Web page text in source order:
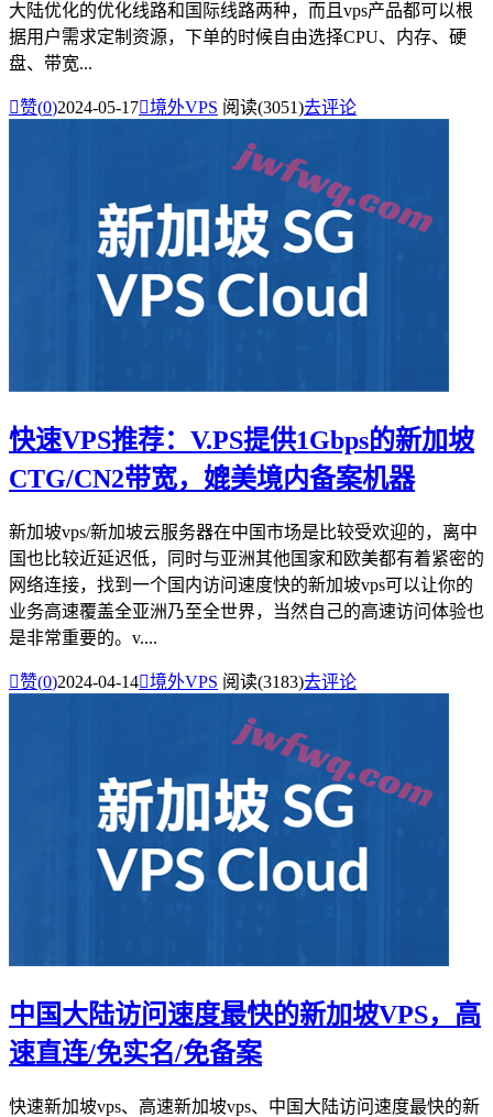
大陆优化的优化线路和国际线路两种，而且vps产品都可以根
据用户需求定制资源，下单的时候自由选择CPU、内存、硬
盘、带宽...
赞(0)2024-05-17境外VPS 阅读(3051)去评论
快速VPS推荐：V.PS提供1Gbps的新加坡
CTG/CN2带宽，媲美境内备案机器
新加坡vps/新加坡云服务器在中国市场是比较受欢迎的，离中
国也比较近延迟低，同时与亚洲其他国家和欧美都有着紧密的
网络连接，找到一个国内访问速度快的新加坡vps可以让你的
业务高速覆盖全亚洲乃至全世界，当然自己的高速访问体验也
是非常重要的。v....
赞(0)2024-04-14境外VPS 阅读(3183)去评论
中国大陆访问速度最快的新加坡VPS，高
速直连/免实名/免备案
快速新加坡vps、高速新加坡vps、中国大陆访问速度最快的新